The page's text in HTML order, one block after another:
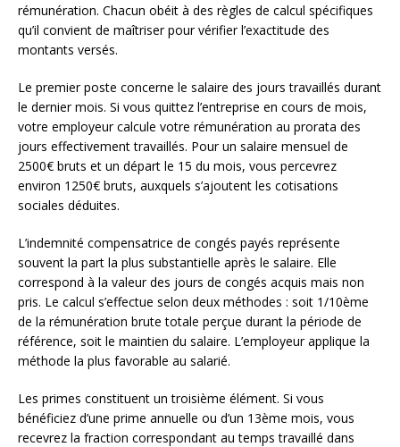
rémunération. Chacun obéit à des règles de calcul spécifiques
qu’il convient de maîtriser pour vérifier l’exactitude des
montants versés.
Le premier poste concerne le salaire des jours travaillés durant
le dernier mois. Si vous quittez l’entreprise en cours de mois,
votre employeur calcule votre rémunération au prorata des
jours effectivement travaillés. Pour un salaire mensuel de
2500€ bruts et un départ le 15 du mois, vous percevrez
environ 1250€ bruts, auxquels s’ajoutent les cotisations
sociales déduites.
L’indemnité compensatrice de congés payés représente
souvent la part la plus substantielle après le salaire. Elle
correspond à la valeur des jours de congés acquis mais non
pris. Le calcul s’effectue selon deux méthodes : soit 1/10ème
de la rémunération brute totale perçue durant la période de
référence, soit le maintien du salaire. L’employeur applique la
méthode la plus favorable au salarié.
Les primes constituent un troisième élément. Si vous
bénéficiez d’une prime annuelle ou d’un 13ème mois, vous
recevrez la fraction correspondant au temps travaillé dans